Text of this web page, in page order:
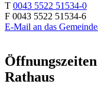
T 0043 5522 51534-0
F 0043 5522 51534-6
E-Mail an das
Rathaus